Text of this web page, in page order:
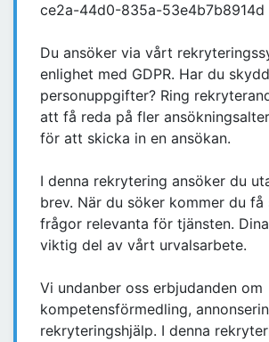
ce2a-44d0-835a-53e4b7b8914d
Du ansöker via vårt
enlighet med GDPR. Har du
personuppgifter? Ring
att få reda på fler
för att skicka in en ansökan.
I denna rekrytering ansöker du
brev. När du söker kommer du få
frågor relevanta för tjänsten.
viktig del av vårt urvalsarbete.
Vi undanber oss erbjudanden om
kompetensförmedling,
rekryteringshjälp. I denna